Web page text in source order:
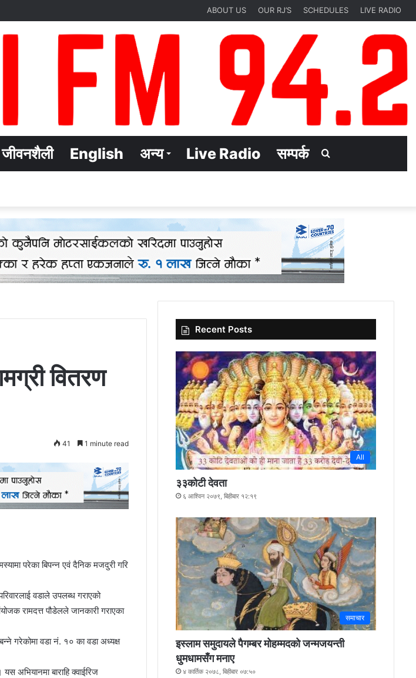
ABOUT US OUR RJ’S SCHEDULES LIVE RADIO
जीवनशैली English अन्य Live Radio सम्पर्क
वितरण
41 1 minute read
परेका बिपन्न एवं दैनिक मजदुरी गरि
वडाले उपलब्ध गराएको
रामदत्त पौडेलले जानकारी गराएका
गरेकोमा वडा नं. १० का वडा अध्यक्ष
अभियानमा बाराहि क्वाईरिज
Recent Posts
All
३३कोटी देवता
६ आश्विन २०७९, बिहीबार १२:१९
समाचार
इस्लाम समुदायले पैगम्बर मोहम्मदको जन्मजयन्ती
धुमधामसँग मनाए
४ कार्तिक २०७८, बिहीबार ०७:५०